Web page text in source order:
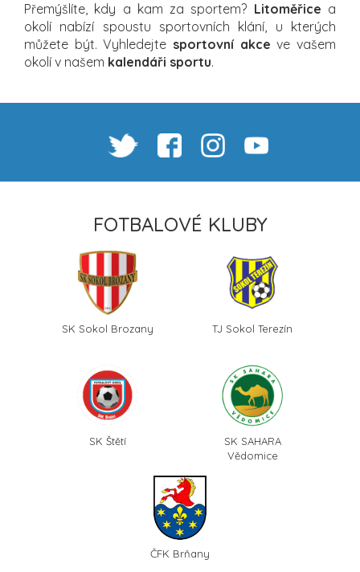
Přemýšlíte, kdy a kam za sportem? Litoměřice a
okolí nabízí spoustu sportovních klání, u kterých
můžete být. Vyhledejte sportovní akce ve vašem
okolí v našem kalendáři sportu.
FOTBALOVÉ KLUBY
SK Sokol Brozany TJ Sokol Terezín
SK Štětí
SK SAHARA
Vědomice
ČFK Brňany